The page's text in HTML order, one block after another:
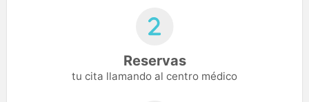
Reservas
tu cita llamando al centro médico